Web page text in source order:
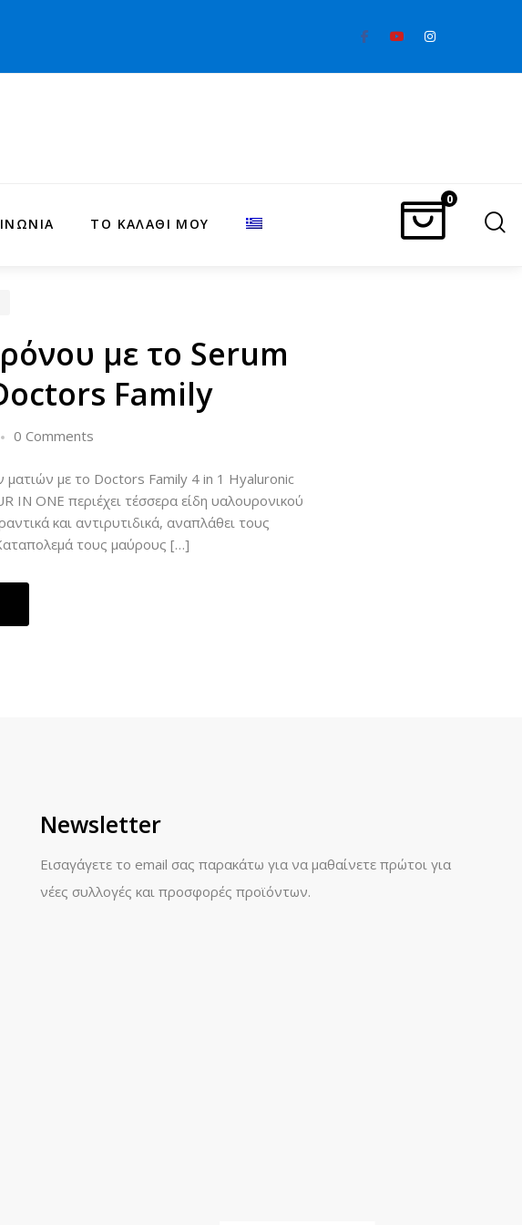
ΤΟ ΚΑΛΑΘΙ ΜΟΥ
0
με το Serum
Family
0 Comments
ματιών με το Doctors Family 4 in 1 Hyaluronic
IN ONE περιέχει τέσσερα είδη υαλουρονικού
και αντιρυτιδικά, αναπλάθει τους
τους μαύρους […]
Newsletter
Εισαγάγετε το email σας παρακάτω για να μαθαίνετε πρώτοι για
νέες συλλογές και προσφορές προϊόντων.